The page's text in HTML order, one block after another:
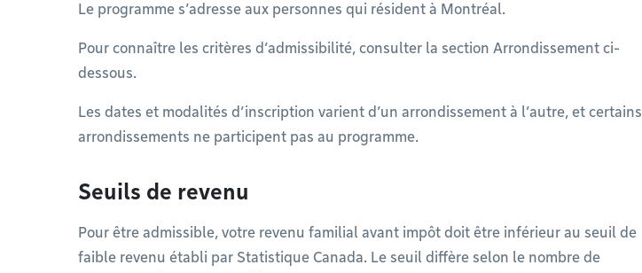
Le programme s’adresse aux personnes qui résident à Montréal.
Pour connaître les critères d’admissibilité, consulter la section Arrondissement ci-
dessous.
Les dates et modalités d’inscription varient d’un arrondissement à l’autre, et certains
arrondissements ne participent pas au programme.
Seuils de revenu
Pour être admissible, votre revenu familial avant impôt doit être inférieur au seuil de
faible revenu établi par Statistique Canada. Le seuil diffère selon le nombre de